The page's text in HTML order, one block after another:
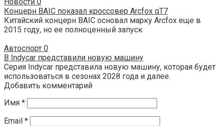
Концерн BAIC показал кроссовер Arcfox αT7
Китайский концерн BAIC основал марку Arcfox еще в
2015 году, но ее полноценный запуск
Автоспорт 0
В Indycar представили новую машину
Серия Indycar представила новую машину, которая будет
использоваться в сезонах 2028 года и далее.
Добавить комментарий
Имя *
Email *